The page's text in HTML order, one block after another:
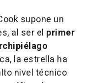
supone un
al ser el primer
la estrella ha
nivel técnico